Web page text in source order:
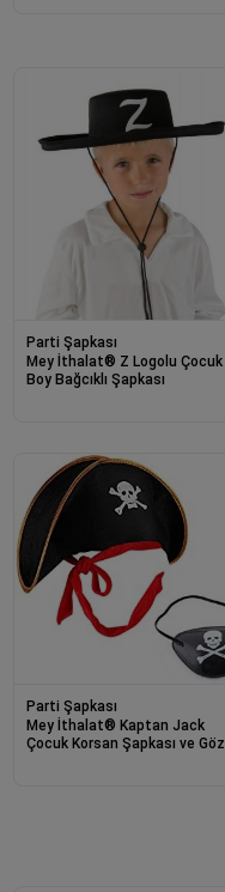
Parti Şapkası
Mey İthalat® Z Logolu Çocuk
Boy Bağcıklı Şapkası
Parti Şapkası
Mey İthalat® Kaptan Jack
Çocuk Korsan Şapkası ve Göz